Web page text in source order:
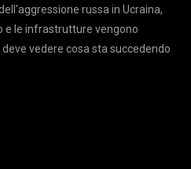
russa in Ucraina,
e le infrastrutture vengono
vedere cosa sta succedendo